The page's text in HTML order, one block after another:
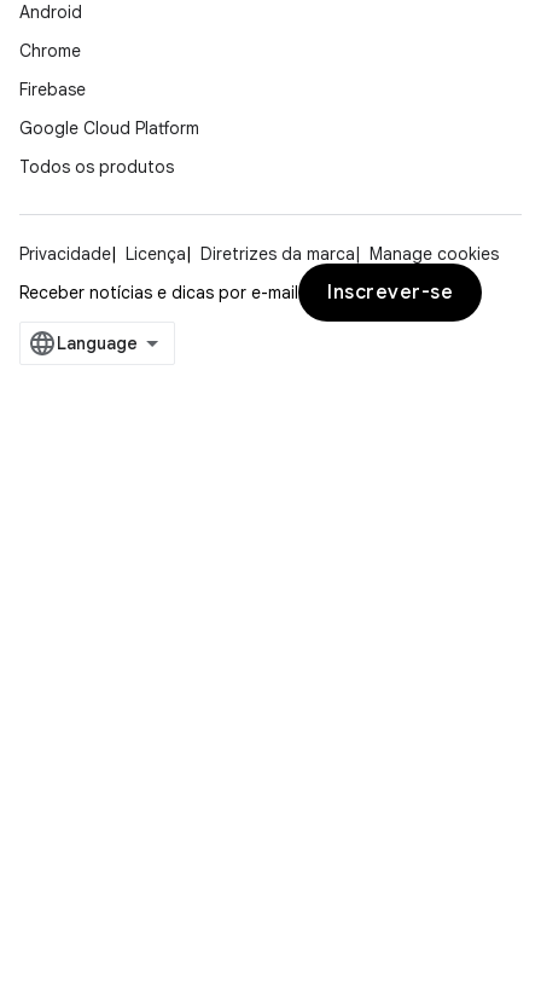
Android
Chrome
Firebase
Google Cloud Platform
Todos os produtos
Privacidade Licença Diretrizes da marca
Manage cookies
Receber notícias e dicas por e-mail
Inscrever-se